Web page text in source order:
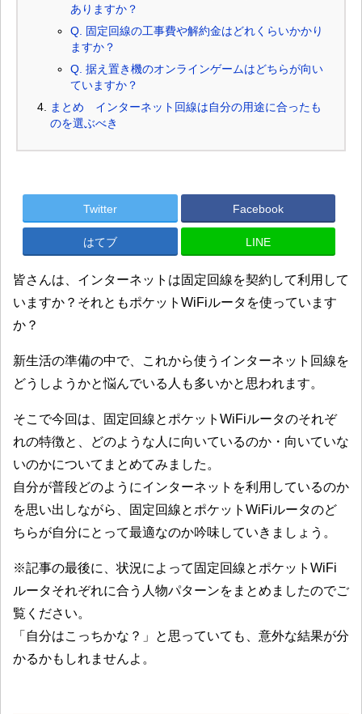
ありますか？
Q. 固定回線の工事費や解約金はどれくらいかかり
ますか？
Q. 据え置き機のオンラインゲームはどちらが向い
ていますか？
まとめ インターネット回線は自分の用途に合ったも
のを選ぶべき
Twitter Facebook
はてブ LINE
皆さんは、インターネットは固定回線を契約して利用して
いますか？それともポケットWiFiルータを使っています
か？
新生活の準備の中で、これから使うインターネット回線を
どうしようかと悩んでいる人も多いかと思われます。
そこで今回は、固定回線とポケットWiFiルータのそれぞ
れの特徴と、どのような人に向いているのか・向いていな
いのかについてまとめてみました。
自分が普段どのようにインターネットを利用しているのか
を思い出しながら、固定回線とポケットWiFiルータのど
ちらが自分にとって最適なのか吟味していきましょう。
※記事の最後に、状況によって固定回線とポケットWiFi
ルータそれぞれに合う人物パターンをまとめましたのでご
覧ください。
「自分はこっちかな？」と思っていても、意外な結果が分
かるかもしれませんよ。